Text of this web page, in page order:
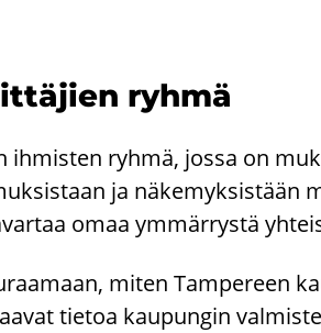
ryhmä
ih­mis­ten ryhmä, jossa on
ja nä­ke­myk­sis­tään
omaa ym­mär­rys­tä
miten Tam­pe­reen
tie­toa kau­pun­gin